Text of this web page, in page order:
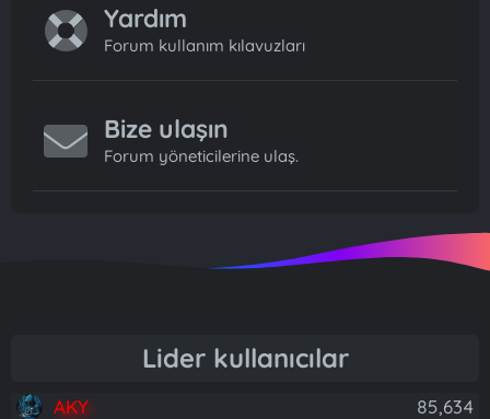
Yardım
Forum kullanım kılavuzları
Bize ulaşın
Forum yöneticilerine ulaş.
Lider kullanıcılar
AKY
85,634